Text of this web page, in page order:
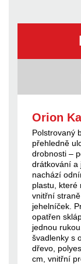
Orion
Polstrovaný
přehledně
drobnosti –
drátkování a
nachází
plastu, které
vnitřní
jehelníček.
opatřen
jednou
švadlenky s
dřevo,
cm, vnitřní